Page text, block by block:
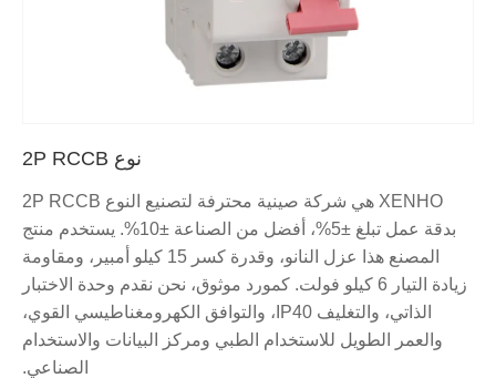
نوع 2P RCCB
XENHO هي شركة صينية محترفة لتصنيع النوع 2P RCCB
بدقة عمل تبلغ ±5%، أفضل من الصناعة ±10%. يستخدم منتج
المصنع هذا عزل النانو، وقدرة كسر 15 كيلو أمبير، ومقاومة
زيادة التيار 6 كيلو فولت. كمورد موثوق، نحن نقدم وحدة الاختبار
الذاتي، والتغليف IP40، والتوافق الكهرومغناطيسي القوي،
والعمر الطويل للاستخدام الطبي ومركز البيانات والاستخدام
الصناعي.